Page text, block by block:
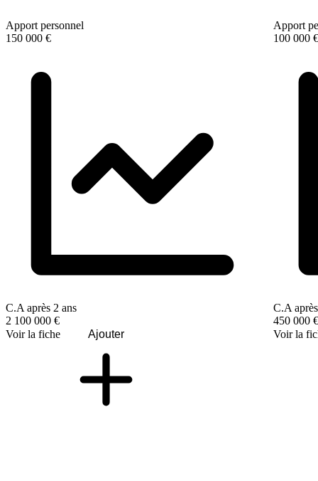
Apport personnel
150 000 €
C.A après 2 ans
2 100 000 €
Voir la fiche
Ajouter
Apport
100 000 €
C.A
450 000 €
Voir la